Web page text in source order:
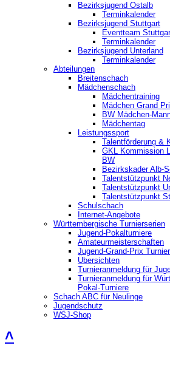
Bezirksjugend Ostalb
Terminkalender
Bezirksjugend Stuttgart
‎Eventteam
Terminkalender
Bezirksjugend Unterland
Terminkalender
Abteilungen
Breitenschach
Mädchenschach
Mädchentraining
Mädchen Grand
BW Mädchen-
Mädchentag
Leistungssport
Talentförderung &
GKL Kommission
BW
Bezirkskader Alb-
Talentstützpunkt
Talentstützpunkt
Talentstützpunkt
Schulschach
Internet-Angebote
Württembergische Turnierserien
Jugend-Pokalturniere
Amateurmeisterschaften
Jugend-Grand-Prix
Übersichten
Turnieranmeldung für
Turnieranmeldung für
Pokal-Turniere
Schach ABC für Neulinge
Jugendschutz
WSJ-Shop
˄